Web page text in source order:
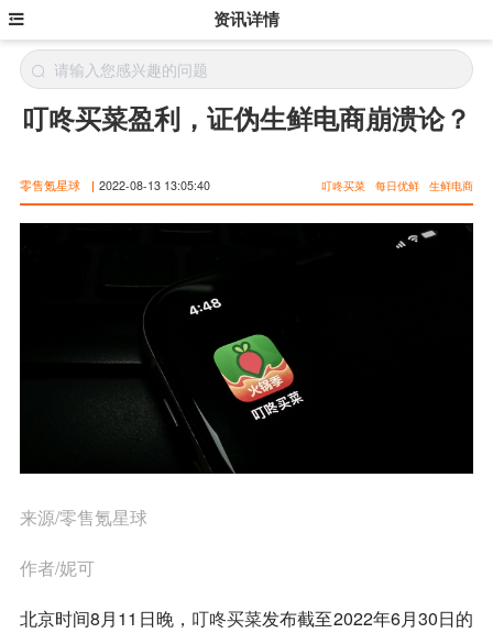
资讯详情
叮咚买菜盈利，证伪生鲜电商崩溃论？
零售氪星球 | 2022-08-13 13:05:40 叮咚买菜 每日优鲜 生鲜电商
来源/零售氪星球
作者/妮可
北京时间8月11日晚， 叮咚买菜发布截至2022年6月30日的